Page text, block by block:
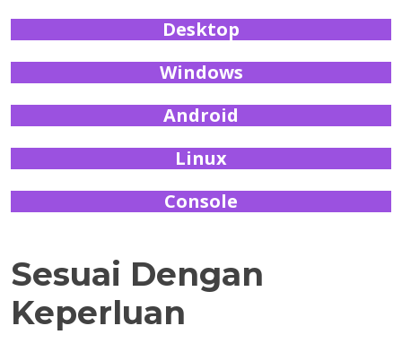
Desktop
Windows
Android
Linux
Console
Sesuai Dengan
Keperluan